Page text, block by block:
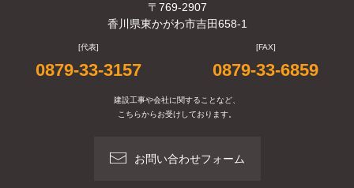
〒769-2907
香川県東かがわ市吉田658-1
[代表]
0879-33-3157
[FAX]
0879-33-6859
建設工事や会社に関することなど、
こちらからお受けしております。
お問い合わせフォーム